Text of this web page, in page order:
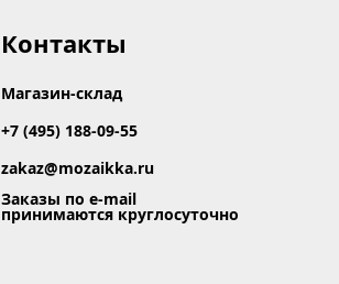
Контакты
Магазин-склад
+7 (495) 188-09-55
zakaz@mozaikka.ru
Заказы по e-mail
принимаются круглосуточно